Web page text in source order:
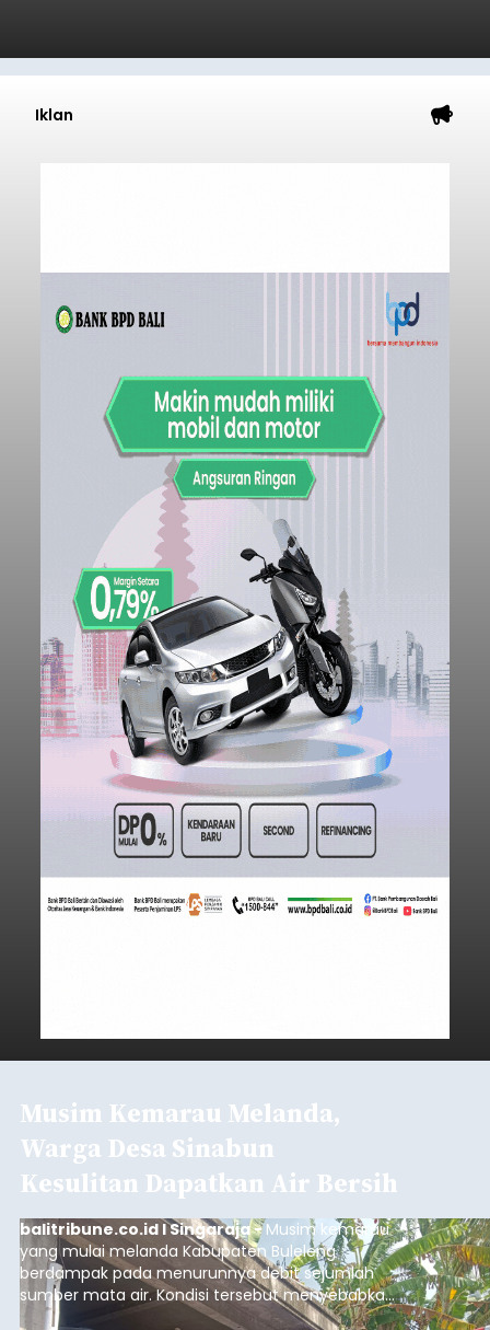
Iklan
Musim Kemarau Melanda,
Warga Desa Sinabun
Kesulitan Dapatkan Air Bersih
balitribune.co.id I Singaraja -Musim kemarau
yang mulai melanda Kabupaten Buleleng
berdampak pada menurunnya debit sejumlah
sumber mata air. Kondisi tersebut menyebabkan
warga di beberapa desa mulai mengalami